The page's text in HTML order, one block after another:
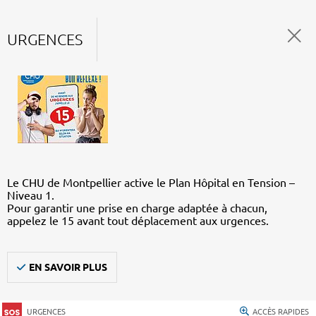
URGENCES
Le CHU de Montpellier active le Plan Hôpital en Tension –
Niveau 1.
Pour garantir une prise en charge adaptée à chacun,
appelez le 15 avant tout déplacement aux urgences.
EN SAVOIR PLUS
URGENCES ACCÈS RAPIDES